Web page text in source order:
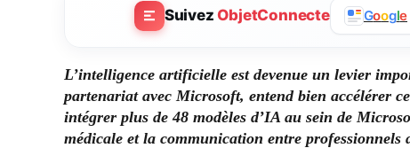
SuivezObjetConnecte Google
L’intelligence artificielle est devenue un levier
partenariat avec Microsoft, entend bien accélérer
intégrer plus de 48 modèles d’IA au sein de
médicale et la communication entre